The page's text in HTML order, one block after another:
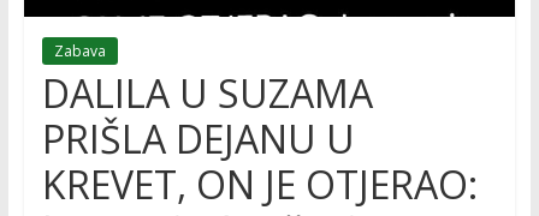
Zabava
DALILA U SUZAMA
PRIŠLA DEJANU U
KREVET, ON JE OTJERAO: